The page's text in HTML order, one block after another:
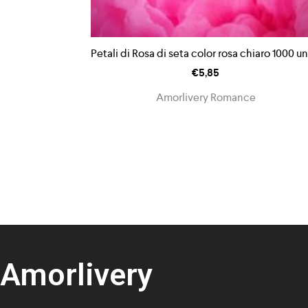
Petali di Rosa di seta color rosa chiaro 1000
€5,85
Amorlivery Romance
Amorlivery